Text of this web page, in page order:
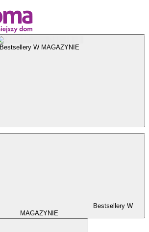
Bestsellery W MAGAZYNIE
Bestsellery W
MAGAZYNIE